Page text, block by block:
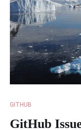
GITHUB
GitHub